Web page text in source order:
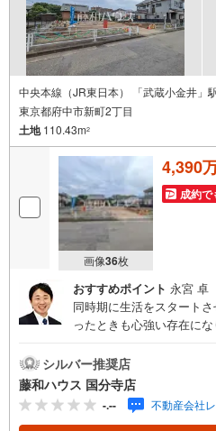
中央本線（JR東日本） 「武蔵小金井」
東京都府中市新町2丁目
土地110.43m2
画像36枚
4,390
成約で
おすすめポイント 永宮 卓
同時期に生活をスタート
ったときも心強い存在に
の「こんな家に住みたい！
シルバー推奨店
藤和ハウス 国分寺店
-.-- 不動産会社